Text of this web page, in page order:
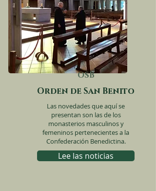
OSB
Orden de San Benito
Las novedades que aquí se
presentan son las de los
monasterios masculinos y
femeninos pertenecientes a la
Confederación Benedictina.
Lee las noticias